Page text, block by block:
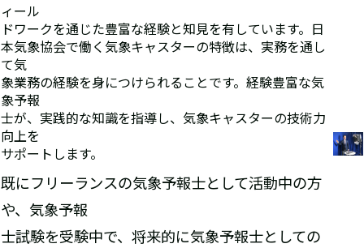
ィール
ドワークを通じた豊富な経験と知見を有しています。日
本気象協会で働く気象キャスターの特徴は、実務を通し
て気
象業務の経験を身につけられることです。経験豊富な気
象予報
士が、実践的な知識を指導し、気象キャスターの技術力
向上を
サポートします。
既にフリーランスの気象予報士として活動中の方
や、気象予報
士試験を受験中で、将来的に気象予報士としての